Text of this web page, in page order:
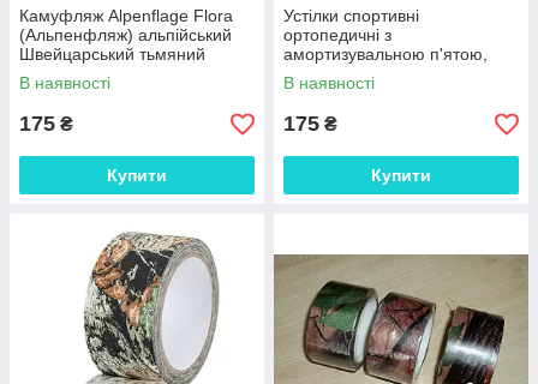
Камуфляж Alpenflage Flora
(Альпенфляж) альпійський
Швейцарський тьмяний
весна флора багатобарвна
стрічка бинт само
В наявності
175 ₴
Купити
Устілки спортивні
ортопедичні з
амортизувальною п'ятою,
розмір M (225 мм-250 мм)
В наявності
175 ₴
Купити